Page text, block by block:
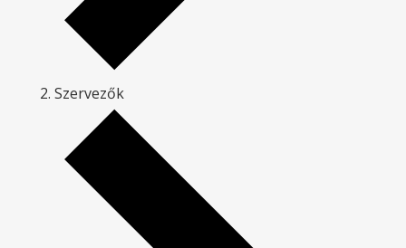
Szervezők